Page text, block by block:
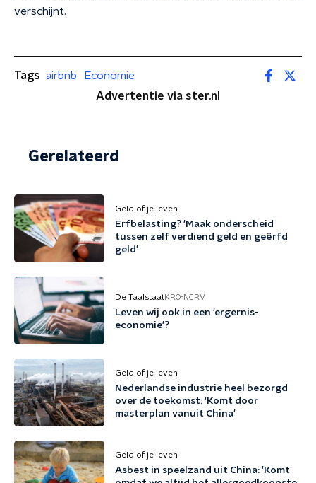
verschijnt.
Tags airbnb
Economie
Advertentie via ster.nl
Gerelateerd
Geld of je leven
Erfbelasting? 'Maak onderscheid
tussen zelf verdiend geld en geërfd
geld'
De TaalstaatKRO-NCRV
Leven wij ook in een 'ergernis-
economie'?
Geld of je leven
Nederlandse industrie heel bezorgd
over de toekomst: 'Komt door
masterplan vanuit China'
Geld of je leven
Asbest in speelzand uit China: 'Komt